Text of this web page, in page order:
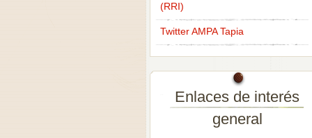
(RRI)
Twitter AMPA Tapia
Enlaces de interés
general